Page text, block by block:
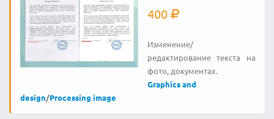
400
Изменение/
редактирование текста на
фото, документах.
Graphics and
design/Processing image